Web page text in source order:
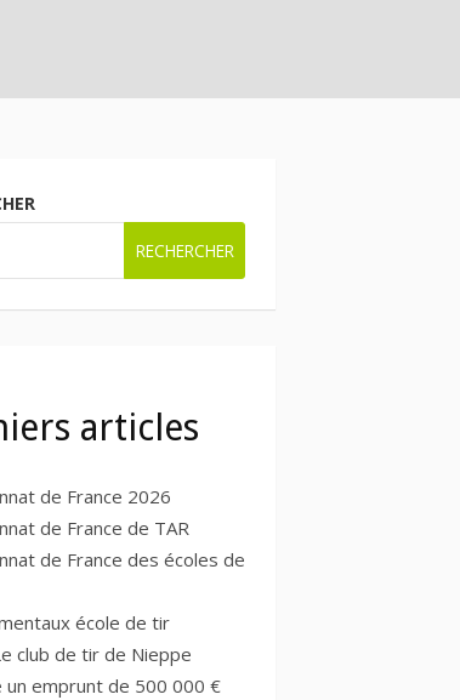
RECHERCHER
articles
de France 2026
de France de TAR
de France des écoles de
école de tir
club de tir de Nieppe
un emprunt de 500 000 €